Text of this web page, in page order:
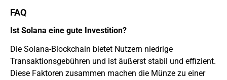
FAQ
Ist Solana eine gute Investition?
Die Solana-Blockchain bietet Nutzern niedrige
Transaktionsgebühren und ist äußerst stabil und effizient.
Diese Faktoren zusammen machen die Münze zu einer